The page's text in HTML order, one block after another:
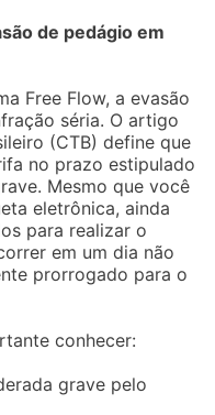
de pedágio em
Free Flow, a evasão
séria. O artigo
(CTB) define que
no prazo estipulado
Mesmo que você
eletrônica, ainda
para realizar o
em um dia não
prorrogado para o
conhecer:
grave pelo